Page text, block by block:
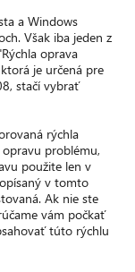
a Windows
Však iba jeden z
oprava
je určená pre
stačí vybrať
rýchla
problému,
použite len v
v tomto
Ak nie ste
vám počkať
túto rýchlu